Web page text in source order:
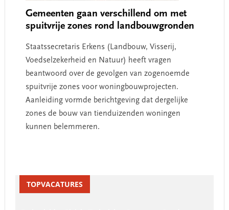
Gemeenten gaan verschillend om met
spuitvrije zones rond landbouwgronden
Staatssecretaris Erkens (Landbouw, Visserij,
Voedselzekerheid en Natuur) heeft vragen
beantwoord over de gevolgen van zogenoemde
spuitvrije zones voor woningbouwprojecten.
Aanleiding vormde berichtgeving dat dergelijke
zones de bouw van tienduizenden woningen
kunnen belemmeren.
SidebarTOPVACATURES